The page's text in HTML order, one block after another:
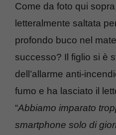
Come da foto qui
letteralmente saltata
profondo buco nel
successo? Il figlio si è
dell’allarme anti-
fumo e ha lasciato il
“Abbiamo imparato
smartphone solo di